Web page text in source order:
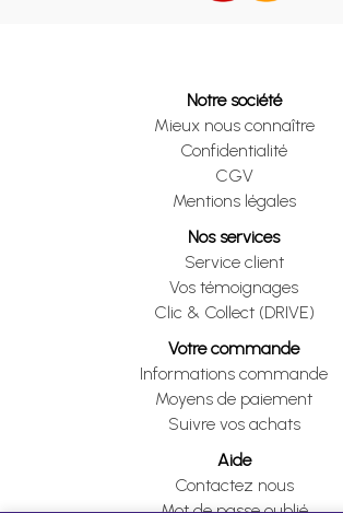
Notre société
Mieux nous connaître
Confidentialité
CGV
Mentions légales
Nos services
Service client
Vos témoignages
Clic & Collect (DRIVE)
Votre commande
Informations commande
Moyens de paiement
Suivre vos achats
Aide
Contactez nous